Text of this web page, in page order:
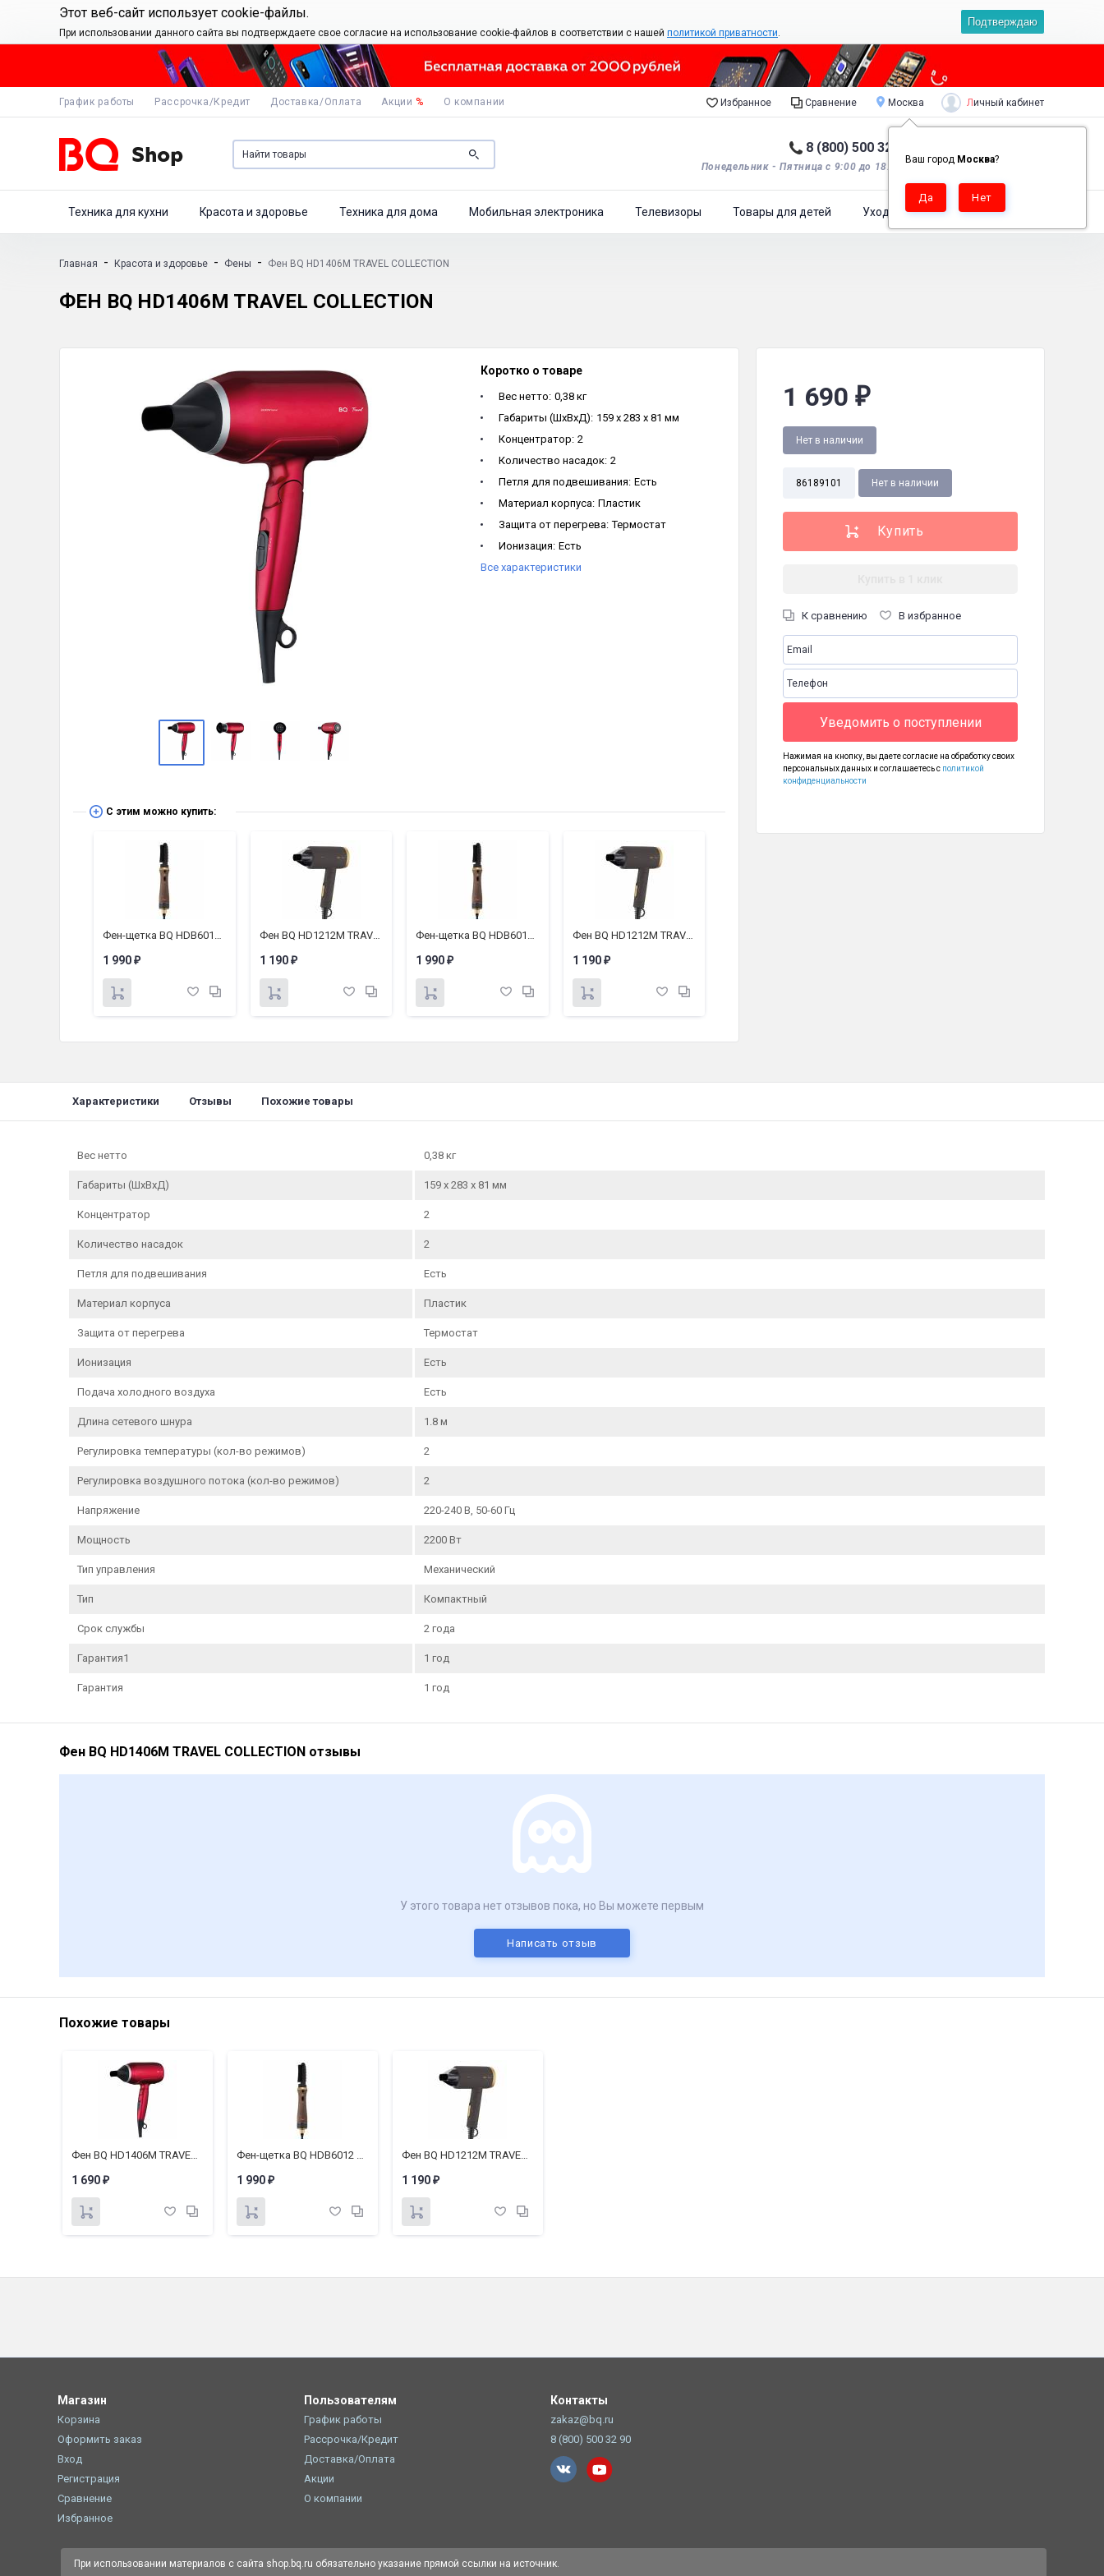
Этот веб-сайт использует cookie-файлы.
При использовании данного сайта вы подтверждаете свое согласие на использование cookie-файлов в соответствии с нашей политикой приватности.
Подтверждаю
График работы Рассрочка/Кредит Доставка/Оплата Акции % О компании Избранное Сравнение Москва
Ваш город Москва?
Личный кабинет
8 (800) 500 32 90
Понедельник - Пятница с 9:00 до 18:00*.
0 Корзина пуста
Техника для кухни Красота и здоровье Техника для дома Мобильная электроника Телевизоры Товары для детей Уход за одеждой
Главная - Красота и здоровье - Фены - Фен BQ HD1406M TRAVEL COLLECTION
ФЕН BQ HD1406M TRAVEL COLLECTION
1 690 ₽
Нет в наличии
86189101 Нет в наличии
К сравнению В избранное
Уведомить о поступлении
Нажимая на кнопку, вы даете согласие на обработку своих
персональных данных и соглашаетесь с политикой
конфиденциальности
Коротко о товаре
Вес нетто: 0,38 кг
Габариты (ШхВхД): 159 x 283 x 81 мм
Концентратор: 2
Количество насадок: 2
Петля для подвешивания: Есть
Материал корпуса: Пластик
Защита от перегрева: Термостат
Ионизация: Есть
Подача холодного воздуха:
Все характеристики
С этим можно купить:
1 990 ₽
Фен BQ HD1212M TRAVEL COLLECTION
1 190 ₽ 1 990 ₽
Фен BQ HD1212M TRAVEL COLLECTION
1 190 ₽
Характеристики Отзывы Похожие товары
Вес нетто 0,38 кг
Габариты (ШхВхД) 159 x 283 x 81 мм
Концентратор 2
Количество насадок 2
Петля для подвешивания Есть
Материал корпуса Пластик
Защита от перегрева Термостат
Ионизация Есть
Подача холодного воздуха Есть
Длина сетевого шнура 1.8 м
Регулировка температуры (кол-во режимов) 2
Регулировка воздушного потока (кол-во режимов) 2
Напряжение 220-240 В, 50-60 Гц
Мощность 2200 Вт
Тип управления Механический
Тип Компактный
Срок службы 2 года
Гарантия1 1 год
Гарантия 1 год
Фен BQ HD1406M TRAVEL COLLECTION отзывы
У этого товара нет отзывов пока, но Вы можете первым
Написать отзыв
Похожие товары
1 690 ₽ 1 990 ₽
Фен BQ HD1212M TRAVEL COLLECTION
1 190 ₽
Магазин
Корзина
Оформить заказ
Вход
Регистрация
Сравнение
Избранное
Пользователям
График работы
Рассрочка/Кредит
Доставка/Оплата
Акции
О компании
Контакты
zakaz@bq.ru
8 (800) 500 32 90
При использовании материалов с сайта shop.bq.ru обязательно указание прямой ссылки на источник.